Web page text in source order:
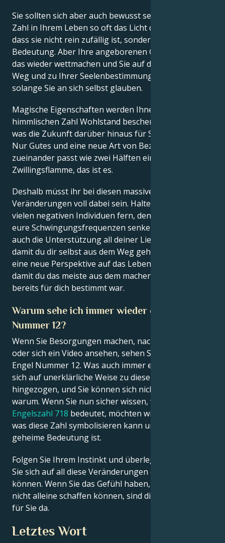
Sie sollten sich aber auch bewusst sein, dass diese
Zahl in Ihrem Leben so oft das Licht der Welt erblickt,
dass sie nicht rein zufällig ist, sondern von
Bedeutung. Aber Ihre angeborenen Gaben werden
das wieder wettmachen und Sie auf den richtigen
Weg und zu Ihrer Seelenbestimmung zurückführen,
solange Sie an sich selbst glauben.
Magische Eigenschaften werden Ihnen dank dieser
himmlischen Zahl Wohlstand bescheren. Wer weiß,
was die Zukunft darüber hinaus für Sie bereithält?
Nur Gutes und eine neue Art von Beziehung, die
zueinander passt wie zwei Hälften einer
Zwillingsflamme, das ist es.
Deshalb müsst ihr bei diesen massiven
Veränderungen voll dabei sein. Haltet euch von so
vielen negativen Individuen fern, denn sie werden
eure Schwingungsfrequenzen senken. Du brauchst
auch die Unterstützung all deiner Lieben, einfach
damit du dir selbst aus dem Weg gehen kannst und
eine neue Perspektive auf das Leben bekommst,
damit du das meiste aus dem machen kannst, was
bereits für dich bestimmt war.
Warum sehe ich immer wieder den Engel
Nummer 12?
Wenn Sie Besorgungen machen, nach Hause fahren
oder sich ein Video ansehen, sehen Sie vielleicht den
Engel Nummer 12. Was auch immer es ist, Sie fühlen
sich auf unerklärliche Weise zu dieser Zahl
hingezogen, und Sie können sich nicht erklären,
warum. Wenn Sie nun sicher wissen, was Ihre
Engelszahl 718 bedeutet, möchten wir Ihnen sagen,
was diese Zahl symbolisieren kann und was ihre
geheime Bedeutung ist.
Folgen Sie Ihrem Instinkt und überlegen Sie sich, wie
Sie sich auf all diese Veränderungen einstellen
können. Wenn Sie das Gefühl haben, dass Sie es
nicht alleine schaffen können, sind die
für Sie da.
Letztes Wort